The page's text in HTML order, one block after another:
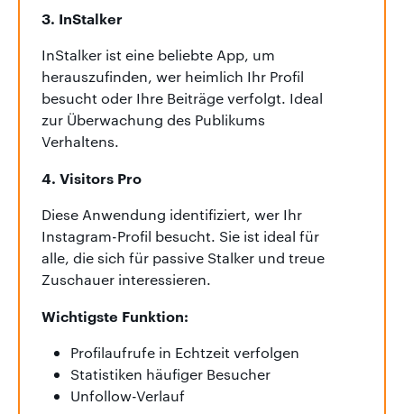
3. InStalker
InStalker ist eine beliebte App, um
herauszufinden, wer heimlich Ihr Profil
besucht oder Ihre Beiträge verfolgt. Ideal
zur Überwachung des Publikums
Verhaltens.
4. Visitors Pro
Diese Anwendung identifiziert, wer Ihr
Instagram-Profil besucht. Sie ist ideal für
alle, die sich für passive Stalker und treue
Zuschauer interessieren.
Wichtigste Funktion:
Profilaufrufe in Echtzeit verfolgen
Statistiken häufiger Besucher
Unfollow-Verlauf